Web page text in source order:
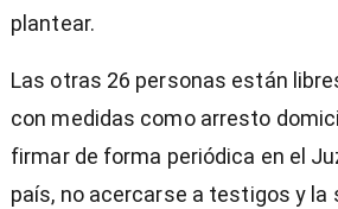
plantear.
Las otras 26 personas están
con medidas como arresto
firmar de forma periódica en el
país, no acercarse a testigos y la